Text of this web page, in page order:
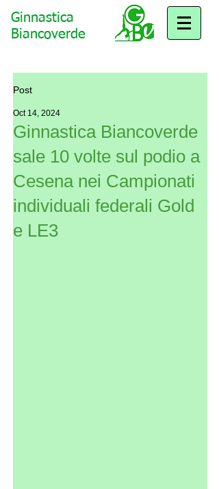
Ginnastica
Biancoverde
Post
Ginnastica Biancoverde
sale 10 volte sul podio a
Cesena nei Campionati
individuali federali Gold
e LE3
Oct 14, 2024